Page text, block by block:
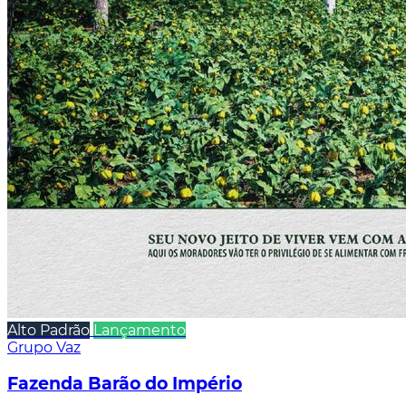
Alto Padrão Lançamento
Grupo Vaz
Fazenda Barão do Império